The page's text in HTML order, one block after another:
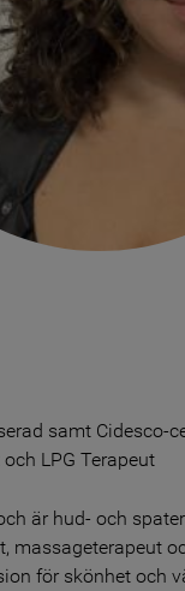
samt Cidesco-
LPG Terapeut
är hud- och
massageterapeut
för skönhet och